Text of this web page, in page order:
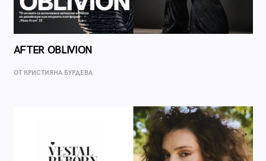
AFTER OBLIVION
ОТ КРИСТИЯНА БУРДЕВА